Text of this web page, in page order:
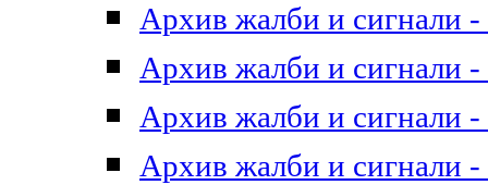
Архив жалби и сигнали -
Архив жалби и сигнали -
Архив жалби и сигнали -
Архив жалби и сигнали -